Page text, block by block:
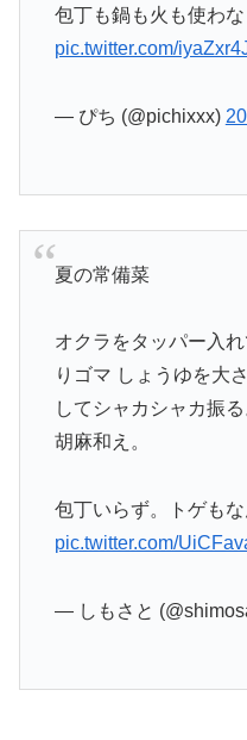
包丁も鍋も火も使わな
pic.twitter.com/
— ぴち (@pichixxx)
夏の常備菜
オクラをタッパー入
りゴマ しょうゆを大
してシャカシャカ振
胡麻和え。
包丁いらず。トゲもな
pic.twitter.com/
— しもさと